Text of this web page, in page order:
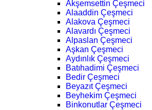
Akşemsettin Çeşmeci
Alaaddin Çeşmeci
Alakova Çeşmeci
Alavardı Çeşmeci
Alpaslan Çeşmeci
Aşkan Çeşmeci
Aydınlık Çeşmeci
Batıhadimi Çeşmeci
Bedir Çeşmeci
Beyazıt Çeşmeci
Beyhekim Çeşmeci
Binkonutlar Çeşmeci